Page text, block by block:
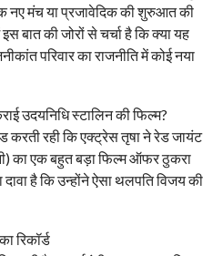
मंच या प्रजावेदिक की शुरुआत की
बात की जोरों से चर्चा है कि क्या यह
परिवार का राजनीति में कोई नया
उदयनिधि स्टालिन की फिल्म?
रही कि एक्ट्रेस तृषा ने रेड जायंट
का एक बहुत बड़ा फिल्म ऑफर ठुकरा
है कि उन्होंने ऐसा थलपति विजय की
रिकॉर्ड